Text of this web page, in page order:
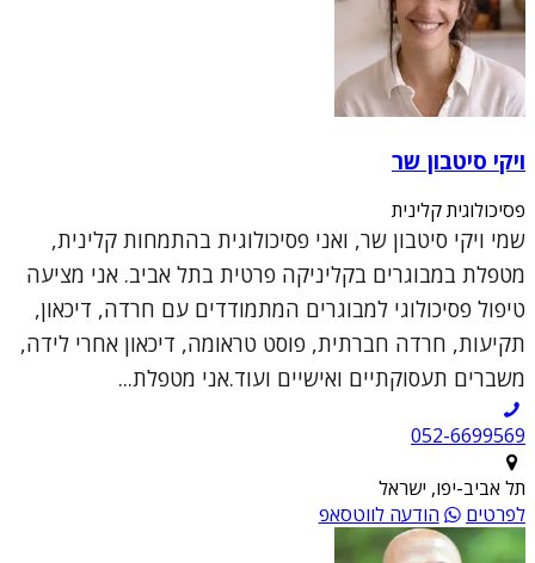
ויקי סיטבון שר
פסיכולוגית קלינית
שמי ויקי סיטבון שר, ואני פסיכולוגית בהתמחות קלינית,
מטפלת במבוגרים בקליניקה פרטית בתל אביב. אני מציעה
טיפול פסיכולוגי למבוגרים המתמודדים עם חרדה, דיכאון,
תקיעות, חרדה חברתית, פוסט טראומה, דיכאון אחרי לידה,
משברים תעסוקתיים ואישיים ועוד.אני מטפלת...
052-6699569
תל אביב-יפו, ישראל
לפרטים
הודעה לווטסאפ